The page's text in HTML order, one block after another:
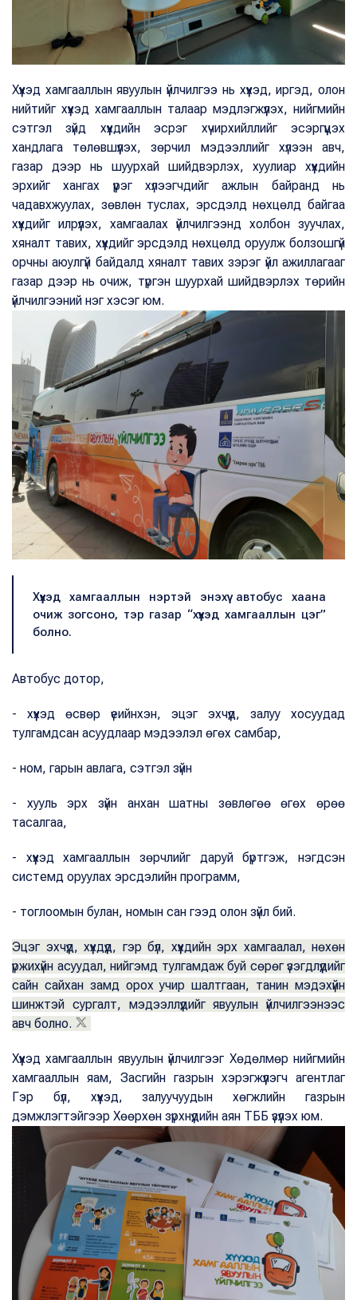
Хүүхэд хамгааллын явуулын үйлчилгээ нь хүүхэд, иргэд, олон
нийтийг хүүхэд хамгааллын талаар мэдлэгжүүлэх, нийгмийн
сэтгэл зүйд хүүхдийн эсрэг хүчирхийллийг эсэргүүцэх
хандлага төлөвшүүлэх, зөрчил мэдээллийг хүлээн авч,
газар дээр нь шуурхай шийдвэрлэх, хуулиар хүүхдийн
эрхийг хангах үүрэг хүлээгчдийг ажлын байранд нь
чадавхжуулах, зөвлөн туслах, эрсдэлд нөхцөлд байгаа
хүүхдийг илрүүлэх, хамгаалах үйлчилгээнд холбон зуучлах,
хяналт тавих, хүүхдийг эрсдэлд нөхцөлд оруулж болзошгүй
орчны аюулгүй байдалд хяналт тавих зэрэг үйл ажиллагааг
газар дээр нь очиж, түргэн шуурхай шийдвэрлэх төрийн
үйлчилгээний нэг хэсэг юм.
Хүүхэд хамгааллын нэртэй энэхүү автобус хаана
очиж зогсоно, тэр газар “хүүхэд хамгааллын цэг”
болно.
Автобус дотор,
- хүүхэд өсвөр үеийнхэн, эцэг эхчүүд, залуу хосуудад
тулгамдсан асуудлаар мэдээлэл өгөх самбар,
- ном, гарын авлага, сэтгэл зүйн
- хууль эрх зүйн анхан шатны зөвлөгөө өгөх өрөө
тасалгаа,
- хүүхэд хамгааллын зөрчлийг даруй бүртгэж, нэгдсэн
системд оруулах эрсдэлийн программ,
- тоглоомын булан, номын сан гээд олон зүйл бий.
Эцэг эхчүүд, хүүхдүүд, гэр бүл, хүүхдийн эрх хамгаалал, нөхөн
үржихүйн асуудал, нийгэмд тулгамдаж буй сөрөг үзэгдлүүдийг
сайн сайхан замд орох учир шалтгаан, танин мэдэхүйн
шинжтэй сургалт, мэдээллүүдийг явуулын үйлчилгээнээс
авч болно.
Хүүхэд хамгааллын явуулын үйлчилгээг Хөдөлмөр нийгмийн
хамгааллын яам, Засгийн газрын хэрэгжүүлэгч агентлаг
Гэр бүл, хүүхэд, залуучуудын хөгжлийн газрын
дэмжлэгтэйгээр Хөөрхөн зүрхнүүдийн аян ТББ үзүүлэх юм.